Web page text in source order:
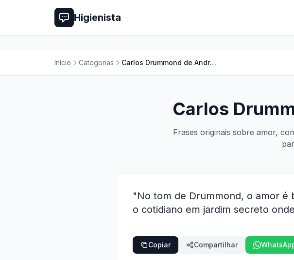
Higienista
Início Categorias Carlos Drummond de Andrade Amor
Carlos
Frases originais sobre amor,
"No tom de Drummond, o amor é
o cotidiano em jardim secreto
Copiar Compartilhar